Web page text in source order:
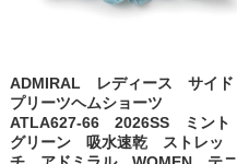
ADMIRAL レディース サイド
プリーツヘムショーツ
ATLA627-66 2026SS ミント
グリーン 吸水速乾 ストレッ